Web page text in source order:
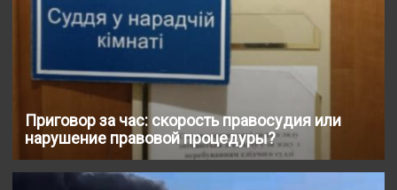
Приговор за час: скорость правосудия или
нарушение правовой процедуры?